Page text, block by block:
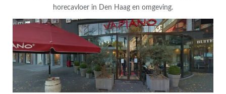
horecavloer in Den Haag en omgeving.